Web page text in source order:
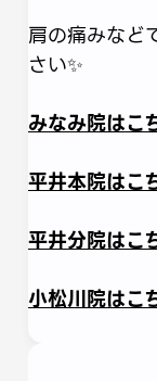
肩の痛みなど
さい✨
みなみ院はこ
平井本院はこ
平井分院はこ
小松川院はこ